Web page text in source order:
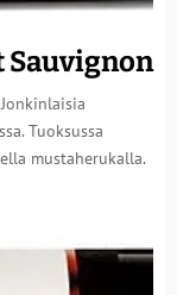
Sauvignon
Tuoksussa
mustaherukalla.